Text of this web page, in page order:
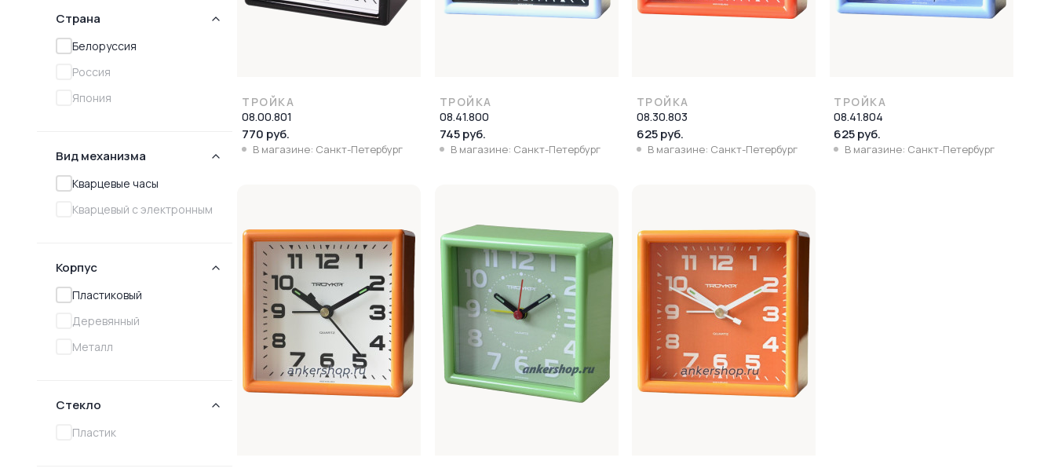
Страна
Белоруссия
Россия
Япония
Вид механизма
Кварцевые часы
Кварцевый с электронным
Корпус
Пластиковый
Деревянный
Металл
Стекло
Пластик
ТРОЙКА
08.00.801
770 руб.
В магазине: Санкт-Петербург
ТРОЙКА
08.41.800
745 руб.
В магазине: Санкт-Петербург
ТРОЙКА
08.30.803
625 руб.
В магазине: Санкт-Петербург
ТРОЙКА
08.41.804
625 руб.
В магазине: Санкт-Петербург